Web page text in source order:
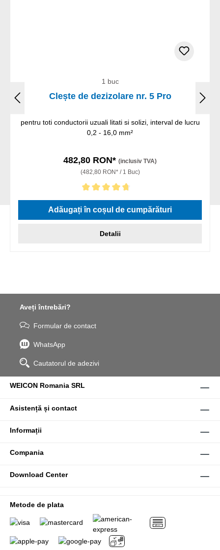
1 buc
Clește de dezizolare nr. 5 Pro
pentru toti conductorii uzuali litati si solizi, interval de lucru
0,2 - 16,0 mm²
482,80 RON* (inclusiv TVA)
(482,80 RON* / 1 Buc)
Evaluarea medie de 4.75 din 5 stele
Adăugați în coșul de cumpărături
Detalii
Aveți întrebări?
Formular de contact
WhatsApp
Cautatorul de adezivi
WEICON Romania SRL
Asistență și contact
Informații
Compania
Download Center
Metode de plata